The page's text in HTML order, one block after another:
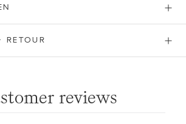
RETOUR
reviews